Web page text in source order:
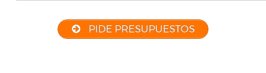
PIDE PRESUPUESTOS